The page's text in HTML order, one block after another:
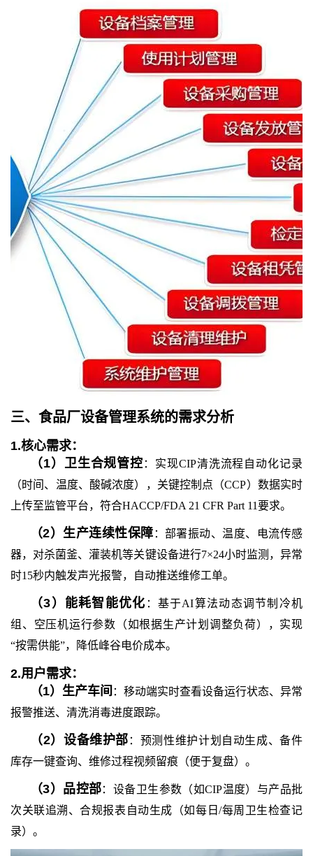
三、 食品厂设备管理系统的需求分析
1.核心需求：
（1） 卫生合规管控 ：实现CIP清洗流程自动化记录
（时间、温度、酸碱浓度），关键控制点（CCP）数据实时
上传至监管平台，符合HACCP/FDA 21 CFR Part 11要求。
（2） 生产连续性保障 ：部署振动、温度、电流传感
器，对杀菌釜、灌装机等关键设备进行7×24小时监测，异常
时15秒内触发声光报警，自动推送维修工单。
（3） 能耗智能优化 ：基于AI算法动态调节制冷机
组、空压机运行参数（如根据生产计划调整负荷），实现
“按需供能”，降低峰谷电价成本。
2.用户需求：
（1） 生产车间 ：移动端实时查看设备运行状态、异常
报警推送、清洗消毒进度跟踪。
（2） 设备维护部 ：预测性维护计划自动生成、备件
库存一键查询、维修过程视频留痕（便于复盘）。
（3） 品控部：设备卫生参数（如CIP温度）与产品批
次关联追溯、合规报表自动生成（如每日/每周卫生检查记
录）。